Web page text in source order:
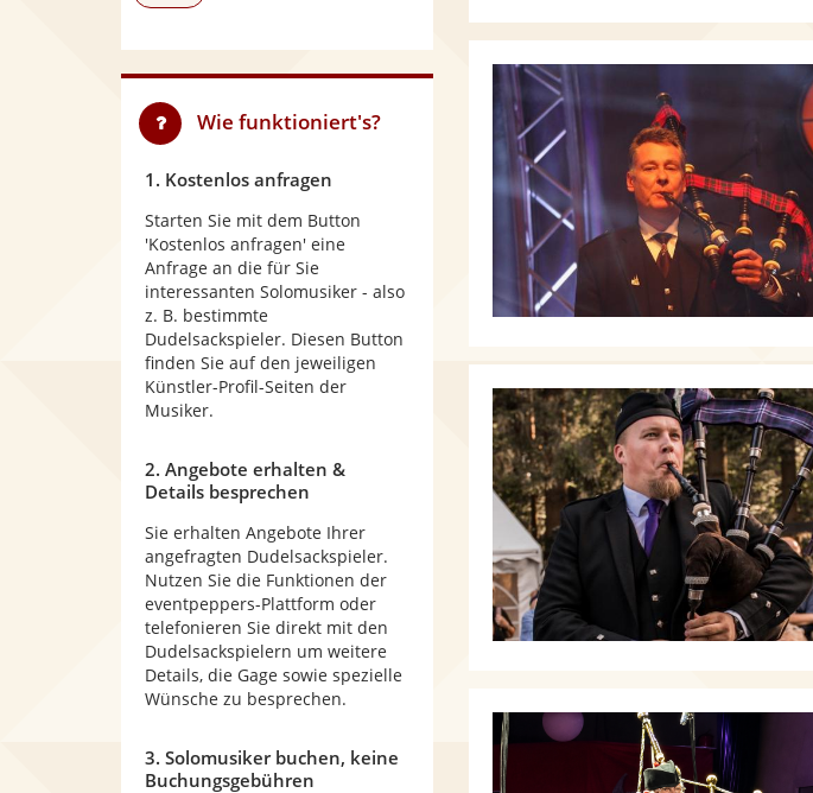
Wie funktioniert's?
1. Kostenlos anfragen
Starten Sie mit dem Button
'Kostenlos anfragen' eine
Anfrage an die für Sie
interessanten Solomusiker - also
z. B. bestimmte
Dudelsackspieler. Diesen Button
finden Sie auf den jeweiligen
Künstler-Profil-Seiten der
Musiker.
2. Angebote erhalten &
Details besprechen
Sie erhalten Angebote Ihrer
angefragten Dudelsackspieler.
Nutzen Sie die Funktionen der
eventpeppers-Plattform oder
telefonieren Sie direkt mit den
Dudelsackspielern um weitere
Details, die Gage sowie spezielle
Wünsche zu besprechen.
3. Solomusiker buchen, keine
Buchungsgebühren